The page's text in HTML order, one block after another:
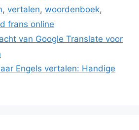
, vertalen, woordenboek,
frans online
van Google Translate voor
Engels vertalen: Handige